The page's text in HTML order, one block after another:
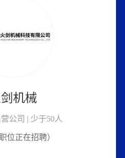
机械
公司 | 少于50人
位正在招聘）